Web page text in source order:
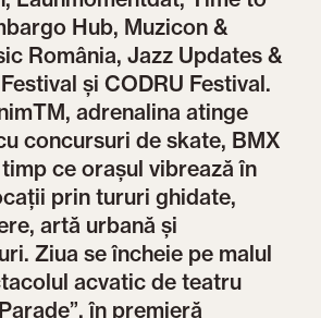
Hub, Muzicon &
România, Jazz Updates &
și CODRU Festival.
adrenalina atinge
concursuri de skate, BMX
ce orașul vibrează în
prin tururi ghidate,
artă urbană și
Ziua se încheie pe malul
acvatic de teatru
în premieră